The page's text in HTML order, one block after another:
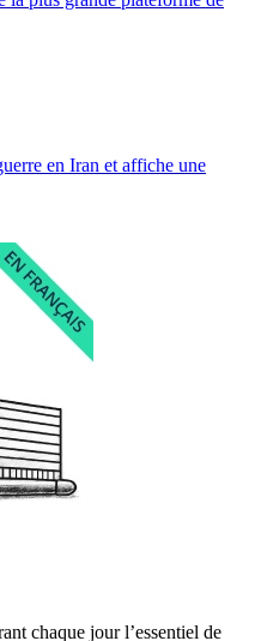
en Iran et affiche une
chaque jour l’essentiel de